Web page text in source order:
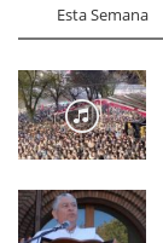
Esta Semana